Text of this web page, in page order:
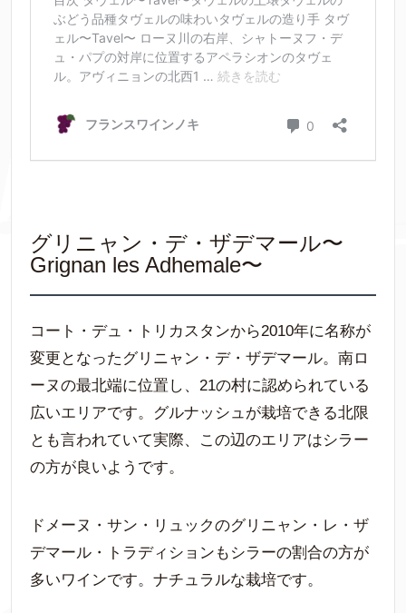
グリニャン・デ・ザデマール〜
Grignan les Adhemale〜
コート・デュ・トリカスタンから2010年に名称が
変更となったグリニャン・デ・ザデマール。南ロ
ーヌの最北端に位置し、21の村に認められている
広いエリアです。グルナッシュが栽培できる北限
とも言われていて実際、この辺のエリアはシラー
の方が良いようです。
ドメーヌ・サン・リュックのグリニャン・レ・ザ
デマール・トラディションもシラーの割合の方が
多いワインです。ナチュラルな栽培です。